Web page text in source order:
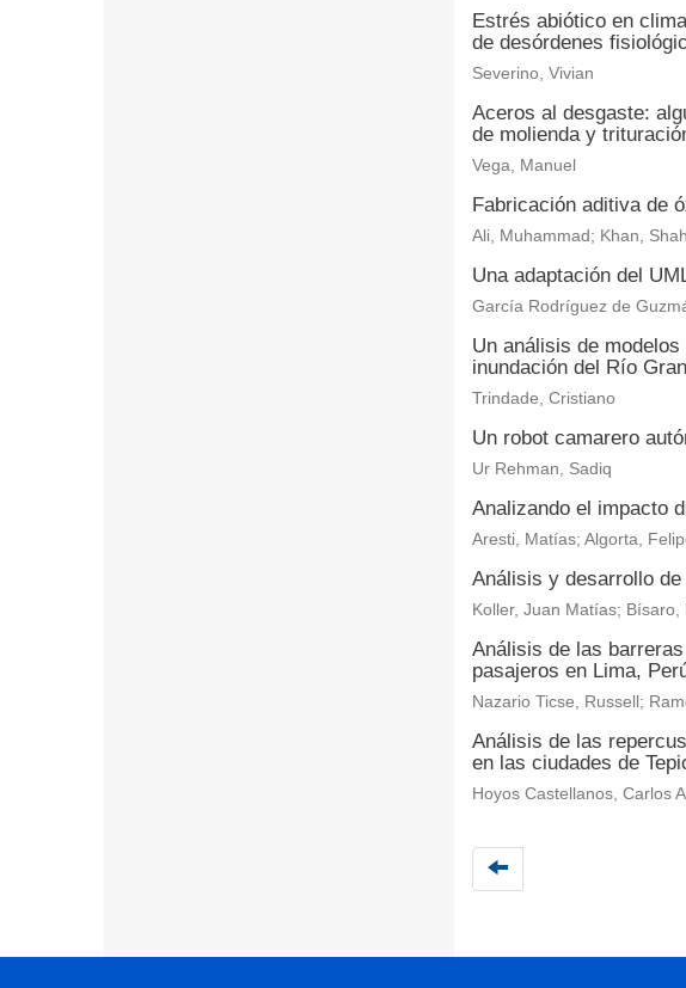
Estrés abiótico en
de desórdenes
Severino, Vivian
Aceros al desgaste:
de molienda y
Vega, Manuel
Fabricación aditiva de
Ali, Muhammad; Khan,
Una adaptación del
García Rodríguez de
Un análisis de
inundación del Río
Trindade, Cristiano
Un robot camarero
Ur Rehman, Sadiq
Analizando el impacto
Aresti, Matías; Algorta,
Análisis y desarrollo
Koller, Juan Matías; Bísaro,
Análisis de las
pasajeros en Lima,
Nazario Ticse, Russell;
Análisis de las
en las ciudades de
Hoyos Castellanos, Carlos